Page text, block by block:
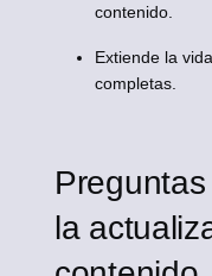
contenido.
Extiende la
completas.
la